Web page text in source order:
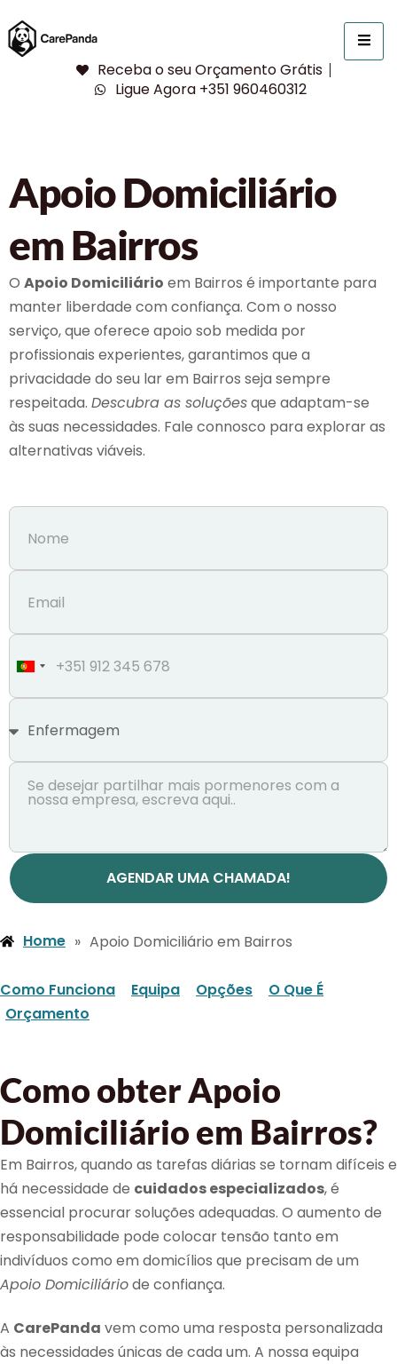
Receba o seu Orçamento Grátis
Ligue Agora +351 960460312
Apoio Domiciliário
em Bairros
O Apoio Domiciliário em Bairros é importante para
manter liberdade com confiança. Com o nosso
serviço, que oferece apoio sob medida por
profissionais experientes, garantimos que a
privacidade do seu lar em Bairros seja sempre
respeitada. Descubra as soluçõesque adaptam-se
às suas necessidades. Fale connosco para explorar as
alternativas viáveis.
Portugal
+351
AGENDAR UMA CHAMADA!
Home » Apoio Domiciliário em Bairros
Como Funciona Equipa Opções
O Que É
Orçamento
Como obter Apoio
Domiciliário em Bairros?
Em Bairros, quando as tarefas diárias se tornam difíceis e
há necessidade de cuidados especializados, é
essencial procurar soluções adequadas. O aumento de
responsabilidade pode colocar tensão tanto em
indivíduos como em domicílios que precisam de um
Apoio Domiciliáriode confiança.
A CarePanda vem como uma resposta personalizada
às necessidades únicas de cada um. A nossa equipa